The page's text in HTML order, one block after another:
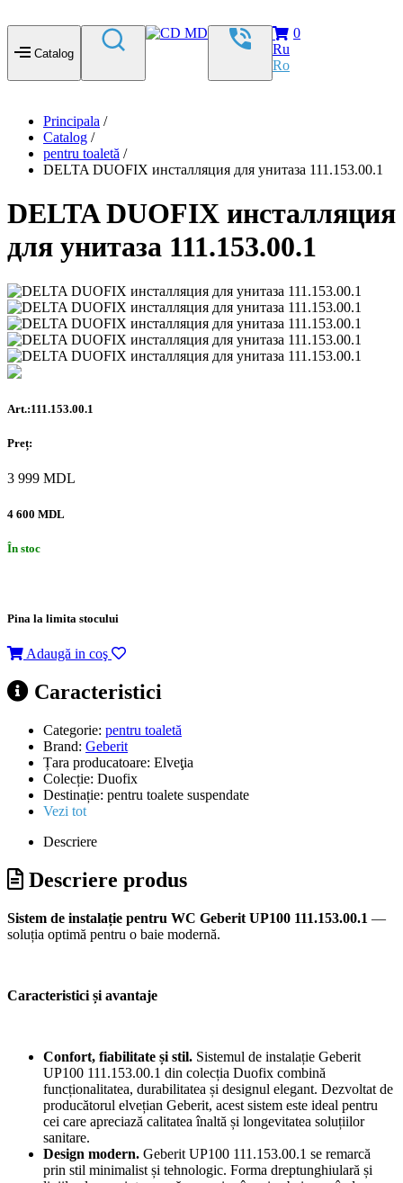
Catalog
0
Ru
Ro
Principala /
Catalog /
pentru toaletă /
DELTA DUOFIX инсталляция для унитаза 111.153.00.1
DELTA DUOFIX инсталляция
для унитаза 111.153.00.1
Art.:111.153.00.1
Preț:
3 999 MDL
4 600 MDL
În stoc
Pina la limita stocului
Adaugă in coş
Caracteristici
Categorie: pentru toaletă
Brand: Geberit
Țara producatoare: Elveţia
Colecție: Duofix
Destinație: pentru toalete suspendate
Vezi tot
Descriere
Descriere produs
Sistem de instalație pentru WC Geberit UP100 111.153.00.1 —
soluția optimă pentru o baie modernă.
Caracteristici și avantaje
Confort, fiabilitate și stil. Sistemul de instalație Geberit
UP100 111.153.00.1 din colecția Duofix combină
funcționalitatea, durabilitatea și designul elegant. Dezvoltat de
producătorul elvețian Geberit, acest sistem este ideal pentru
cei care apreciază calitatea înaltă și longevitatea soluțiilor
sanitare.
Design modern. Geberit UP100 111.153.00.1 se remarcă
prin stil minimalist și tehnologic. Forma dreptunghiulară și